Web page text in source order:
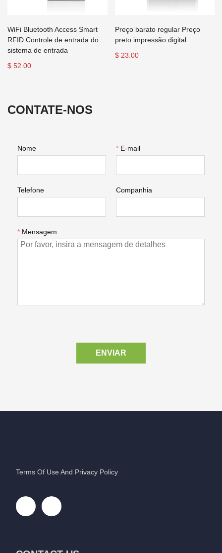
WiFi Bluetooth Access Smart
RFID Controle de entrada do
sistema de entrada
$ 52.00
Preço barato regular Preço
preto impressão digital
$ 23.00
CONTATE-NOS
Nome * E-mail
Telefone Companhia
* Mensagem
ENVIAR
Terms Of Use And Privacy Policy